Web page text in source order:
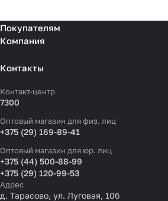
Покупателям
Компания
Контакты
Контакт-центр
7300
Оптовый магазин для физ. лиц
+375 (29) 169-89-41
Оптовый магазин для юр. лиц
+375 (44) 500-88-99
+375 (29) 120-99-53
Адрес
д. Тарасово, ул. Луговая, 10б